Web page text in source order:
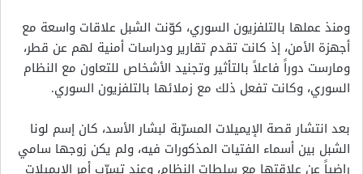
ومنذ عملها بالتلفزيون السوري، كوّنت الشبل علاقات واسعة مع
أجهزة الأمن، إذ كانت تقدم تقارير ودراسات أمنية لهم عن قطر،
ومارست دوراً فاعلاً بالتأثير وتجنيد الأشخاص للتعاون مع النظام
السوري، وكانت تفعل ذلك مع زملائها بالتلفزيون السوري.
بعد انتشار قصة الإيميلات المسرّبة لبشار الأسد، كان إسم لونا
الشبل بين أسماء الفتيات المذكورات فيه، ولم يكن زوجها سامي
راضياً عن علاقتها مع سلطات النظام، وعند تسرّب أمر الإيميلات